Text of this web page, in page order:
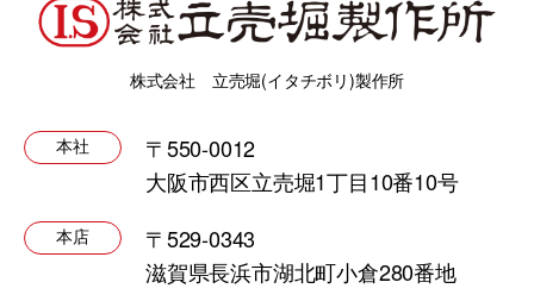
株式会社 立売堀(イタチボリ)製作所
本社
〒550-0012
大阪市西区立売堀1丁目10番10号
本店
〒529-0343
滋賀県長浜市湖北町小倉280番地